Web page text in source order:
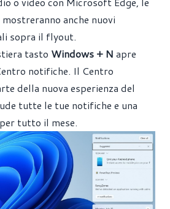
anche nuovi
sopra il flyout.
tasto Windows + N apre
notifiche. Il Centro
della nuova esperienza del
tutte le tue notifiche e una
tutto il mese.